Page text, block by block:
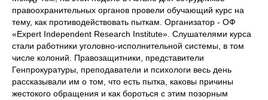
правоохранительных органов провели обучающий курс на
тему, как противодействовать пыткам. Организатор - ОФ
«Expert Independent Research Institute». Слушателями курса
стали работники уголовно-исполнительной системы, в том
числе колоний. Правозащитники, представители
Генпрокуратуры, преподаватели и психологи весь день
рассказывали им о том, что есть пытка, каковы причины
жестокого обращения и как бороться с этим позорным